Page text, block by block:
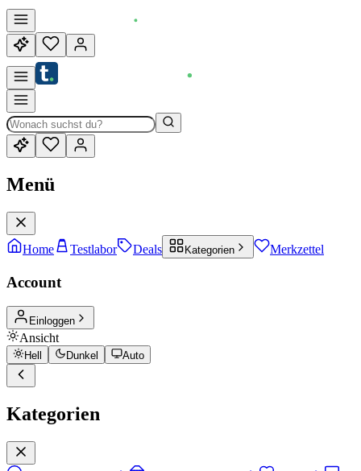
Menü
Home Testlabor Deals Kategorien Merkzettel
Account
Einloggen
Ansicht
Hell Dunkel Auto
Kategorien